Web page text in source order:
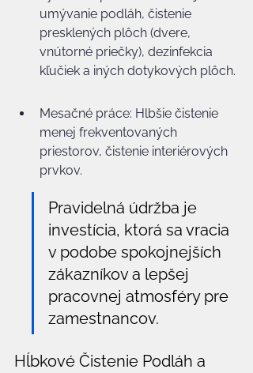
umývanie podláh, čistenie
presklených plôch (dvere,
vnútorné priečky), dezinfekcia
kľučiek a iných dotykových plôch.
Mesačné práce: Hlbšie čistenie
menej frekventovaných
priestorov, čistenie interiérových
prvkov.
Pravidelná údržba je
investícia, ktorá sa vracia
v podobe spokojnejších
zákazníkov a lepšej
pracovnej atmosféry pre
zamestnancov.
Hĺbkové Čistenie Podláh a